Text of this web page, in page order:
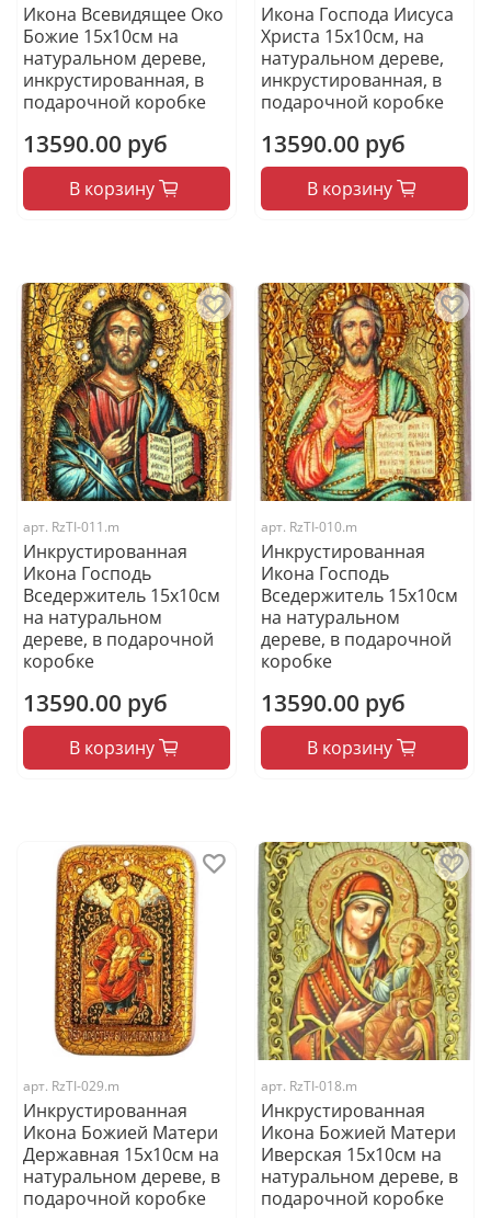
Икона Всевидящее Око
Божие 15х10см на
натуральном дереве,
инкрустированная, в
подарочной коробке
13590.00 руб
В корзину
Икона Господа Иисуса
Христа 15х10см, на
натуральном дереве,
инкрустированная, в
подарочной коробке
13590.00 руб
В корзину
арт. RzTI-011.m
Инкрустированная
Икона Господь
Вседержитель 15х10см
на натуральном
дереве, в подарочной
коробке
13590.00 руб
В корзину
арт. RzTI-010.m
Инкрустированная
Икона Господь
Вседержитель 15х10см
на натуральном
дереве, в подарочной
коробке
13590.00 руб
В корзину
арт. RzTI-029.m
Инкрустированная
Икона Божией Матери
Державная 15х10см на
натуральном дереве, в
подарочной коробке
арт. RzTI-018.m
Инкрустированная
Икона Божией Матери
Иверская 15х10см на
натуральном дереве, в
подарочной коробке